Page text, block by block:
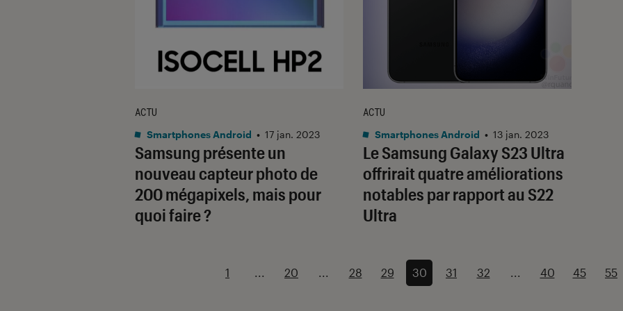
Samsung présente un
nouveau capteur photo de
200 mégapixels, mais pour
quoi faire ?
ACTU
Smartphones Android • 17 jan. 2023
Le Samsung Galaxy S23 Ultra
offrirait quatre améliorations
notables par rapport au S22
Ultra
ACTU
Smartphones Android • 13 jan. 2023
1 ... 20 ... 28 29 30 31 32 ... 40 45 55